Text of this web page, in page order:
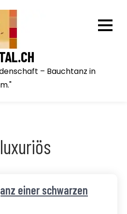
– Bauchtanz in
luxuriös
einer schwarzen